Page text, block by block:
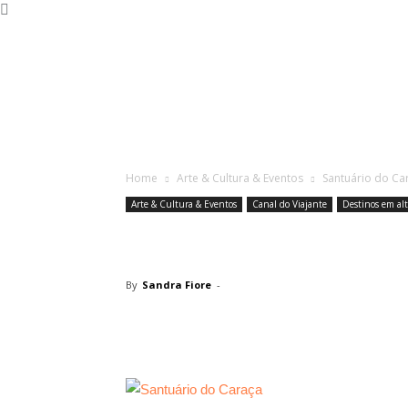
Home Arte & Cultura & Eventos Santuário do
Arte & Cultura & Eventos Canal do Viajante Destinos em
By Sandra Fiore -